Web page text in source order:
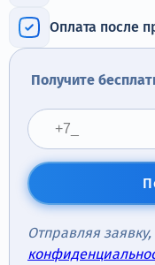
Адрес call-центра
Коломна, пр. Кирова,
Оплата после
Получите
Отправляя